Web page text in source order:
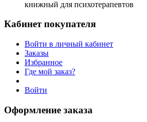
книжный для психотерапевтов
Кабинет покупателя
Войти в личный кабинет
Заказы
Избранное
Где мой заказ?
Войти
Оформление заказа